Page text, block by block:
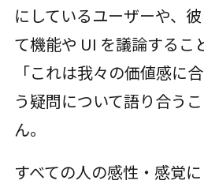
にしているユーザーや、
て機能や UI を議論するこ
「これは我々の価値感に
う疑問について語り合う
ん。
すべての人の感性・感覚